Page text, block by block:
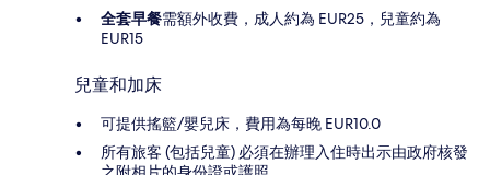
全套早餐需額外收費，成人約為 EUR25，兒童約為
EUR15
兒童和加床
可提供搖籃/嬰兒床，費用為每晚 EUR10.0
所有旅客 (包括兒童) 必須在辦理入住時出示由政府核發